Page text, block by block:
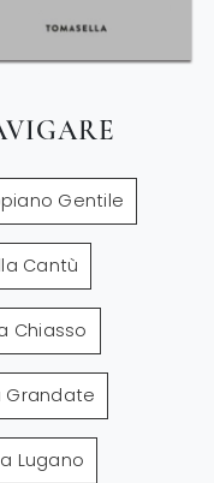
Gentile
Cantù
Chiasso
Grandate
Lugano